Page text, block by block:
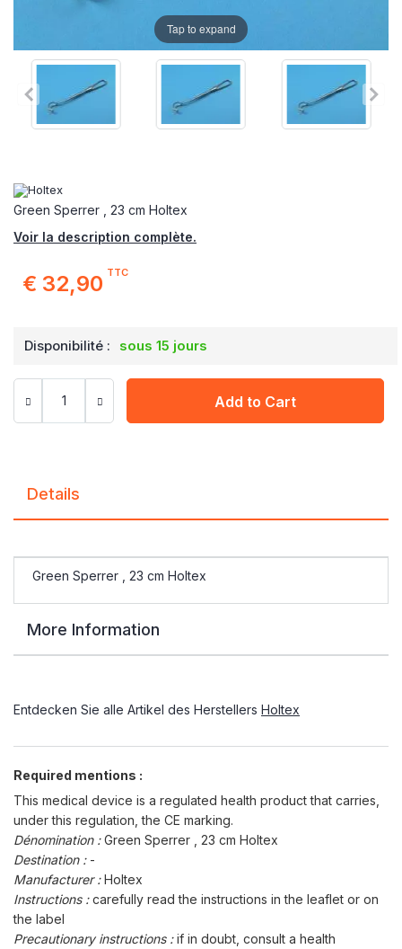
Green Sperrer , 23 cm Holtex
Voir la description complète.
€ 32,90 TTC
Disponibilité : sous 15 jours
Add to Cart
Tap to expand
Details
Green Sperrer , 23 cm Holtex
More Information
Entdecken Sie alle Artikel des Herstellers Holtex
Required mentions :
This medical device is a regulated health product that carries,
under this regulation, the CE marking.
Dénomination :Green Sperrer , 23 cm Holtex
Destination : -
Manufacturer :Holtex
Instructions :carefully read the instructions in the leaflet or on
the label
Precautionary instructions :if in doubt, consult a health